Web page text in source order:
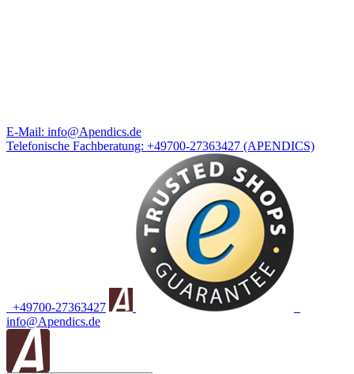
E-Mail: info@Apendics.de
Telefonische Fachberatung: +49700-27363427 (APENDICS)
+49700-27363427
info@Apendics.de